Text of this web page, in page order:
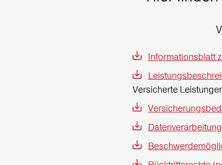
Informationsblatt
Versicherte